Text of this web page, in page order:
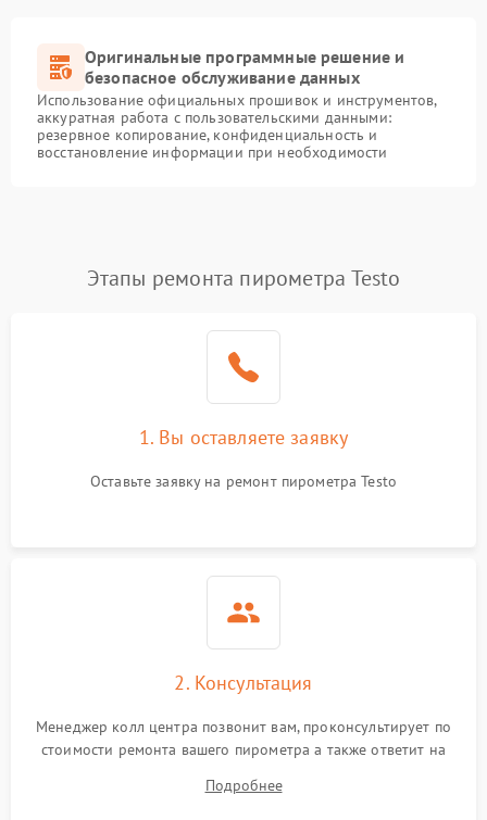
Оригинальные программные решение и
безопасное обслуживание данных
Использование официальных прошивок и инструментов,
аккуратная работа с пользовательскими данными:
резервное копирование, конфиденциальность и
восстановление информации при необходимости
Этапы ремонта пирометра Testo
1. Вы оставляете заявку
Оставьте заявку на ремонт пирометра Testo
2. Консультация
Менеджер колл центра позвонит вам, проконсультирует по
стоимости ремонта вашего пирометра а также ответит на
Подробнее